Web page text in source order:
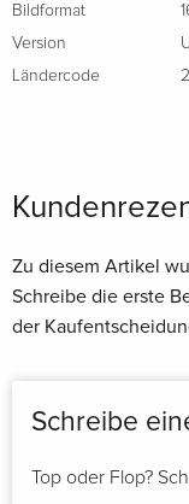
Bildformat
Version
Ländercode
2
Zu diesem Artikel
Schreibe die erste
der
Schreibe
Top oder Flop?